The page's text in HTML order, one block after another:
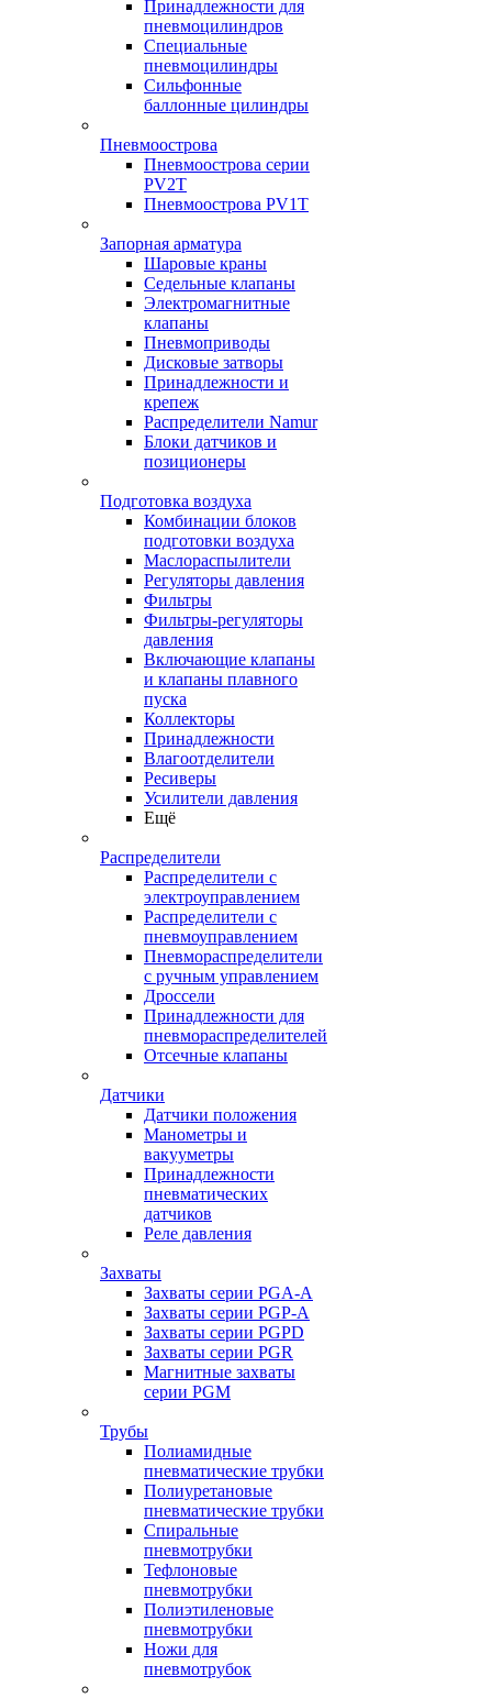
Принадлежности для
пневмоцилиндров
Специальные
пневмоцилиндры
Сильфонные
баллонные цилиндры
Пневмоострова
Пневмоострова серии
PV2T
Пневмоострова PV1T
Запорная арматура
Шаровые краны
Седельные клапаны
Электромагнитные
клапаны
Пневмоприводы
Дисковые затворы
Принадлежности и
крепеж
Распределители Namur
Блоки датчиков и
позиционеры
Подготовка воздуха
Комбинации блоков
подготовки воздуха
Маслораспылители
Регуляторы давления
Фильтры
Фильтры-регуляторы
давления
Включающие клапаны
и клапаны плавного
пуска
Коллекторы
Принадлежности
Влагоотделители
Ресиверы
Усилители давления
Ещё
Распределители
Распределители с
электроуправлением
Распределители с
пневмоуправлением
Пневмораспределители
с ручным управлением
Дроссели
Принадлежности для
пневмораспределителей
Отсечные клапаны
Датчики
Датчики положения
Манометры и
вакууметры
Принадлежности
пневматических
датчиков
Реле давления
Захваты
Захваты серии PGA-A
Захваты серии PGP-A
Захваты серии PGPD
Захваты серии PGR
Магнитные захваты
серии PGM
Трубы
Полиамидные
пневматические трубки
Полиуретановые
пневматические трубки
Спиральные
пневмотрубки
Тефлоновые
пневмотрубки
Полиэтиленовые
пневмотрубки
Ножи для
пневмотрубок